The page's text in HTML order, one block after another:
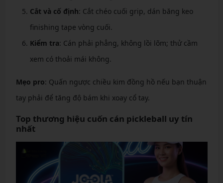
Cắt và cố định: Cắt chéo cuối grip, dán băng keo
finishing tape vòng cuối.
Kiểm tra: Cán phải phẳng, không lồi lõm; thử cầm
xem có thoải mái không.
Mẹo pro: Quấn ngược chiều kim đồng hồ nếu bạn thuận
tay phải để tăng độ bám khi xoay cổ tay.
Top thương hiệu cuốn cán pickleball uy tín
nhất